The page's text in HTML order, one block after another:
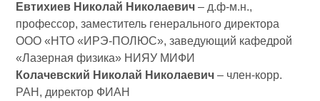
Евтихиев Николай Николаевич – д.ф-м.н.,
профессор, заместитель генерального директора
ООО «НТО «ИРЭ-ПОЛЮС», заведующий кафедрой
«Лазерная физика» НИЯУ МИФИ
Колачевский Николай Николаевич – член-корр.
РАН, директор ФИАН